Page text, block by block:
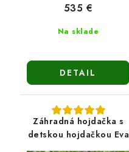
Na sklade
535 €
DETAIL
Záhradná hojdačka s
detskou hojdačkou Eva